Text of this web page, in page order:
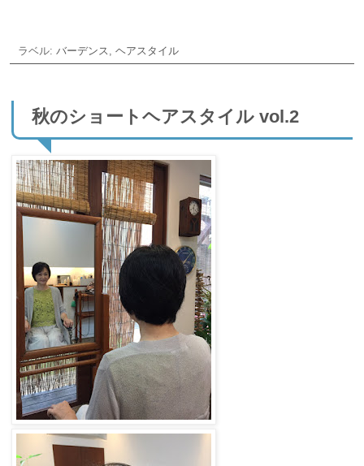
ラベル: バーデンス, ヘアスタイル
秋のショートヘアスタイル vol.2